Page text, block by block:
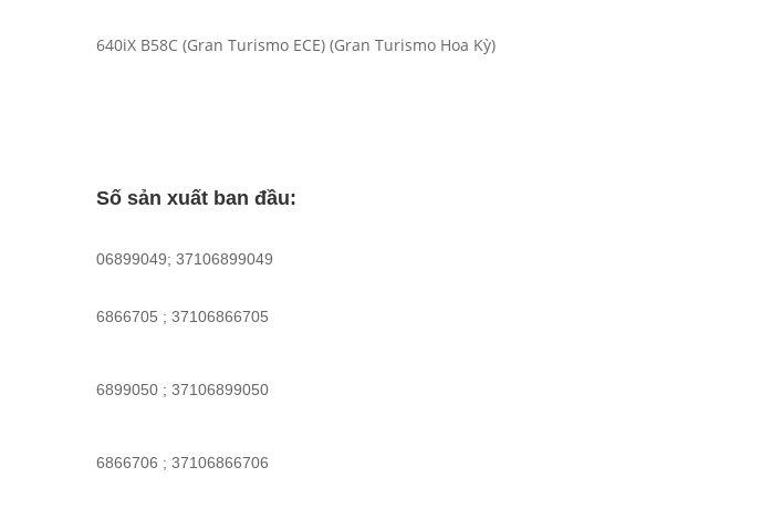
640iX B58C (Gran Turismo ECE) (Gran Turismo Hoa Kỳ)
Số sản xuất ban đầu:
06899049; 37106899049
6866705 ; 37106866705
6899050 ; 37106899050
6866706 ; 37106866706